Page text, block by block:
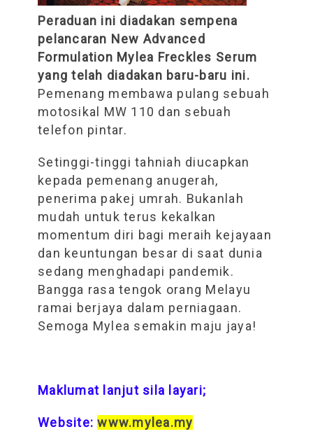
Peraduan ini diadakan sempena
pelancaran New Advanced
Formulation Mylea Freckles Serum
yang telah diadakan baru-baru ini.
Pemenang membawa pulang sebuah
motosikal MW 110 dan sebuah
telefon pintar.
Setinggi-tinggi tahniah diucapkan
kepada pemenang anugerah,
penerima pakej umrah. Bukanlah
mudah untuk terus kekalkan
momentum diri bagi meraih kejayaan
dan keuntungan besar di saat dunia
sedang menghadapi pandemik.
Bangga rasa tengok orang Melayu
ramai berjaya dalam perniagaan.
Semoga Mylea semakin maju jaya!
Maklumat lanjut sila layari;
Website:www.mylea.my